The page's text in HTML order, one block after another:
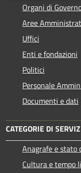
Organi di
Aree
Uffici
Enti e fondazioni
Politici
Personale
Documenti e dati
CATEGORIE DI
Anagrafe e stato
Cultura e tempo